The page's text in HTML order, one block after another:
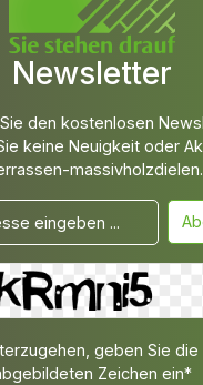
Newsletter
den kostenlosen
keine Neuigkeit oder
geben Sie die
Zeichen ein*